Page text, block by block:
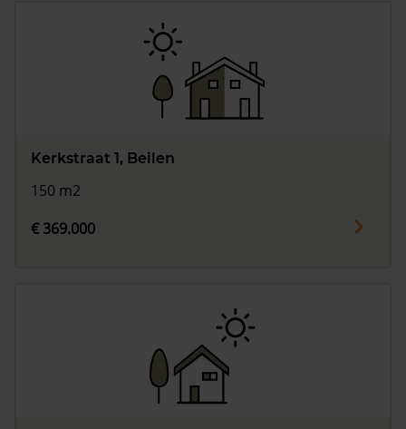
Kerkstraat 1, Beilen
150 m2
€ 369.000